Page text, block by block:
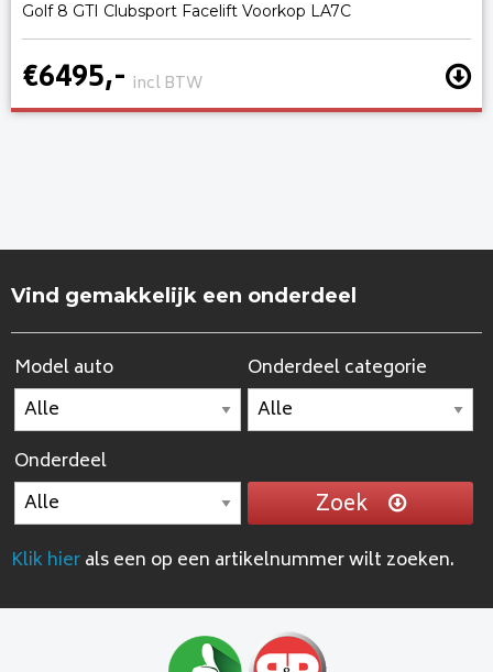
Golf 8 GTI Clubsport Facelift Voorkop LA7C
€6495,- incl BTW
Vind gemakkelijk een onderdeel
Model auto Onderdeel categorie
Onderdeel
Zoek
Klik hierals een op een artikelnummer wilt zoeken.